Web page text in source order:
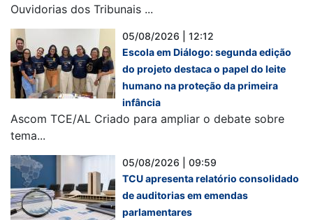
Ouvidorias dos Tribunais ...
05/08/2026 | 12:12
Escola em Diálogo: segunda edição
do projeto destaca o papel do leite
humano na proteção da primeira
infância
Ascom TCE/AL Criado para ampliar o debate sobre
tema...
05/08/2026 | 09:59
TCU apresenta relatório consolidado
de auditorias em emendas
parlamentares